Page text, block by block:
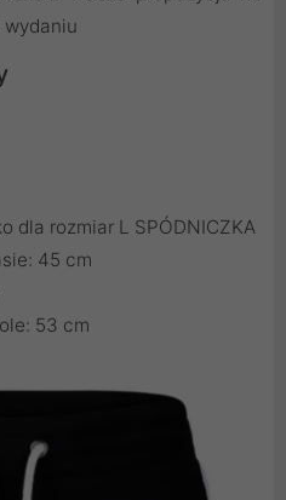
dla rozmiar L SPÓDNICZKA
45 cm
53 cm